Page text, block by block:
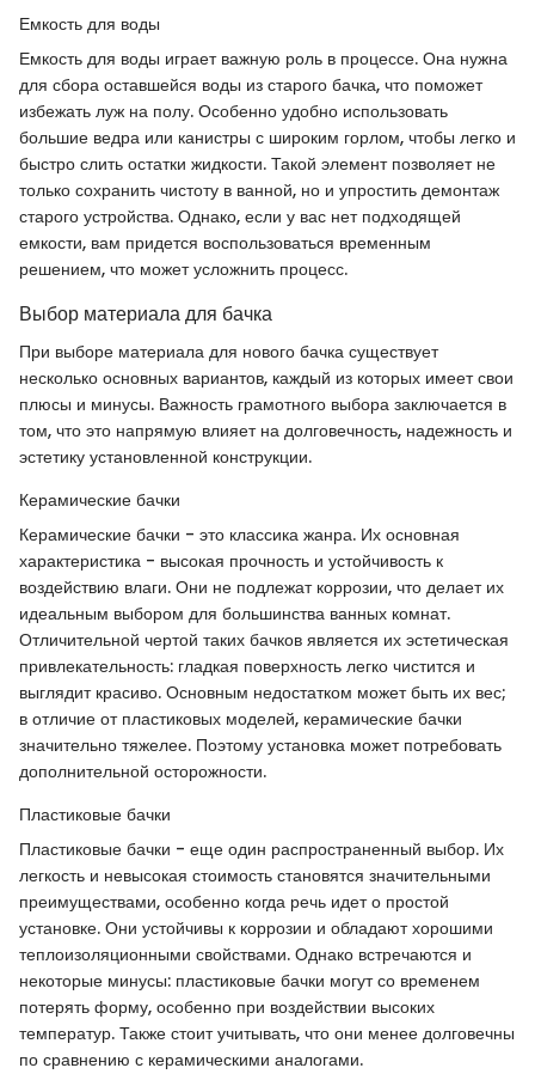
Емкость для воды
Емкость для воды играет важную роль в процессе. Она нужна
для сбора оставшейся воды из старого бачка, что поможет
избежать луж на полу. Особенно удобно использовать
большие ведра или канистры с широким горлом, чтобы легко и
быстро слить остатки жидкости. Такой элемент позволяет не
только сохранить чистоту в ванной, но и упростить демонтаж
старого устройства. Однако, если у вас нет подходящей
емкости, вам придется воспользоваться временным
решением, что может усложнить процесс.
Выбор материала для бачка
При выборе материала для нового бачка существует
несколько основных вариантов, каждый из которых имеет свои
плюсы и минусы. Важность грамотного выбора заключается в
том, что это напрямую влияет на долговечность, надежность и
эстетику установленной конструкции.
Керамические бачки
Керамические бачки - это классика жанра. Их основная
характеристика - высокая прочность и устойчивость к
воздействию влаги. Они не подлежат коррозии, что делает их
идеальным выбором для большинства ванных комнат.
Отличительной чертой таких бачков является их эстетическая
привлекательность: гладкая поверхность легко чистится и
выглядит красиво. Основным недостатком может быть их вес;
в отличие от пластиковых моделей, керамические бачки
значительно тяжелее. Поэтому установка может потребовать
дополнительной осторожности.
Пластиковые бачки
Пластиковые бачки - еще один распространенный выбор. Их
легкость и невысокая стоимость становятся значительными
преимуществами, особенно когда речь идет о простой
установке. Они устойчивы к коррозии и обладают хорошими
теплоизоляционными свойствами. Однако встречаются и
некоторые минусы: пластиковые бачки могут со временем
потерять форму, особенно при воздействии высоких
температур. Также стоит учитывать, что они менее долговечны
по сравнению с керамическими аналогами.